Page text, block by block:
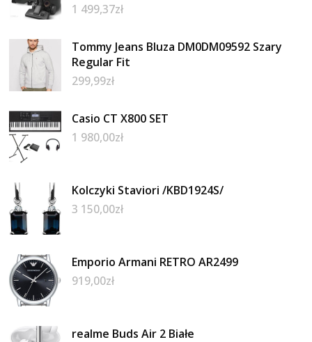
1 499,37zł
Tommy Jeans Bluza DM0DM09592 Szary
Regular Fit
299,99zł
Casio CT X800 SET
1 980,00zł
Kolczyki Staviori /KBD1924S/
3 150,00zł
Emporio Armani RETRO AR2499
919,00zł
realme Buds Air 2 Białe